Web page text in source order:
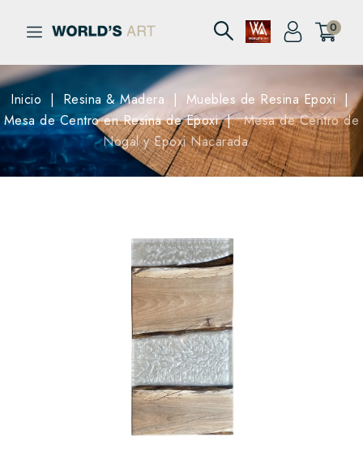
0
Inicio Resina & Madera
Muebles de Resina Epoxi
Mesa de Centro en Resina de Epoxi
Mesa de Centro de
Nogal y Epoxi Nacarada